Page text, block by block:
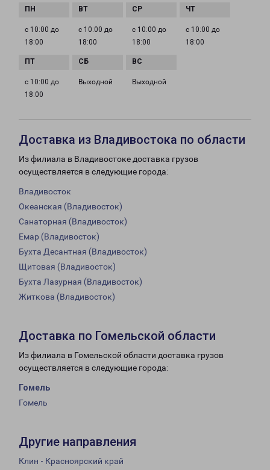
с 10:00 до
18:00
с 10:00 до
18:00
с 10:00 до
18:00
с 10:00 до
18:00
с 10:00 до
18:00
Выходной Выходной
Доставка из Владивостока по области
Из филиала в Владивостоке доставка грузов
осуществляется в следующие города:
Владивосток
Океанская (Владивосток)
Санаторная (Владивосток)
Емар (Владивосток)
Бухта Десантная (Владивосток)
Щитовая (Владивосток)
Бухта Лазурная (Владивосток)
Житкова (Владивосток)
Доставка по Гомельской области
Из филиала в Гомельской области доставка грузов
осуществляется в следующие города:
Гомель
Гомель
Другие направления
Клин - Красноярский край